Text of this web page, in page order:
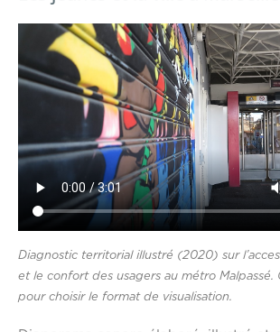
Diagnostic territorial illustré (2020) sur
et le confort des usagers au métro
pour choisir le format de visualisation.